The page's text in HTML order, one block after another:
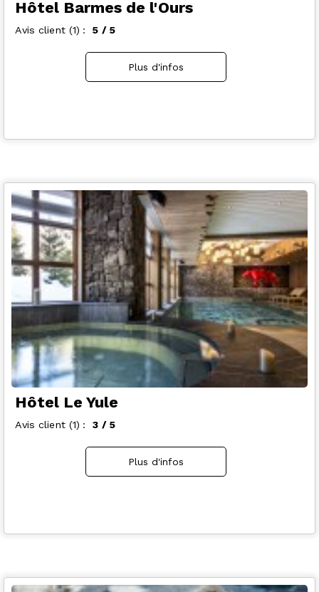
Hôtel Barmes de l'Ours
Avis client (1) 5 / 5
Plus d'infos
Hôtel Le Yule
Avis client (1) 3 / 5
Plus d'infos